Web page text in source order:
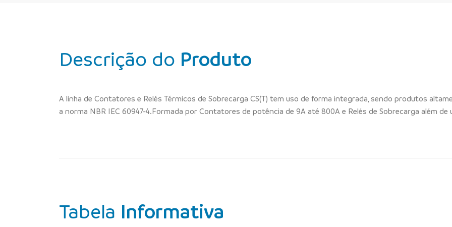
Descrição do Produto
A linha de Contatores e Relés Térmicos de Sobrecarga CS(T) tem uso de forma integrada, sendo produtos
a norma NBR IEC 60947-4.Formada por Contatores de potência de 9A até 800A e Relés de Sobrecarga além
Tabela Informativa